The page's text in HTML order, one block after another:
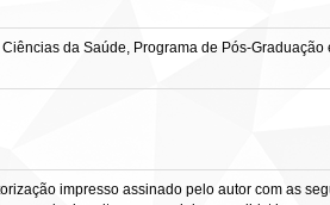
da Saúde, Programa de Pós-Graduação
impresso assinado pelo autor com as